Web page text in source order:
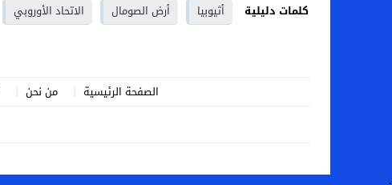
كلمات دليلية
أثيوبيا أرض الصومال الاتحاد الأوروبي
الصفحة الرئيسية من نحن
.